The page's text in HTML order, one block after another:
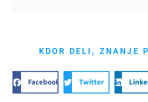
KDOR DELI, ZNANJE
Facebook Twitter